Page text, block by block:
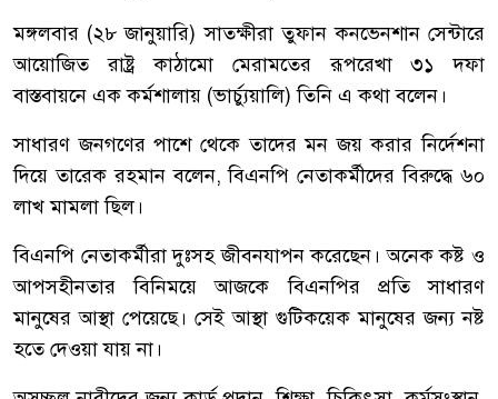
মঙ্গলবার (২৮ জানুয়ারি) সাতক্ষীরা তুফান কনভেনশান সেন্টারে
আয়োজিত রাষ্ট্র কাঠামো মেরামতের রূপরেখা ৩১ দফা
বাস্তবায়নে এক কর্মশালায় (ভার্চ্যুয়ালি) তিনি এ কথা বলেন।
সাধারণ জনগণের পাশে থেকে তাদের মন জয় করার নির্দেশনা
দিয়ে তারেক রহমান বলেন, বিএনপি নেতাকর্মীদের বিরুদ্ধে ৬০
লাখ মামলা ছিল।
বিএনপি নেতাকর্মীরা দুঃসহ জীবনযাপন করেছেন। অনেক কষ্ট ও
আপসহীনতার বিনিময়ে আজকে বিএনপির প্রতি সাধারণ
মানুষের আস্থা পেয়েছে। সেই আস্থা গুটিকয়েক মানুষের জন্য নষ্ট
হতে দেওয়া যায় না।